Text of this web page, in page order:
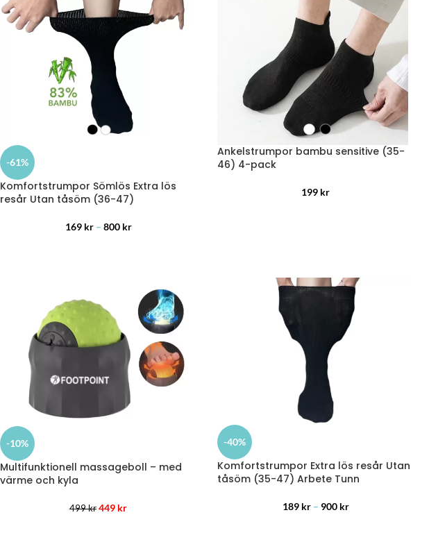
-61%
Komfortstrumpor Sömlös Extra lös
resår Utan tåsöm (36-47)
169 kr – 800 kr
Ankelstrumpor bambu sensitive (35-
46) 4-pack
199 kr
-10%
Multifunktionell massageboll – med
värme och kyla
499kr 449 kr
-40%
Komfortstrumpor Extra lös resår Utan
tåsöm (35-47) Arbete Tunn
189 kr – 900 kr